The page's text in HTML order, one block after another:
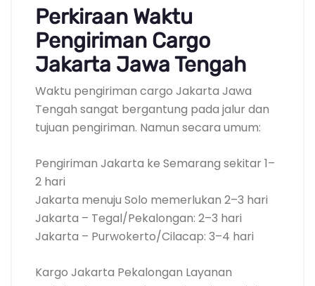
Perkiraan Waktu
Pengiriman Cargo
Jakarta Jawa Tengah
Waktu pengiriman cargo Jakarta Jawa
Tengah sangat bergantung pada jalur dan
tujuan pengiriman. Namun secara umum:
Pengiriman Jakarta ke Semarang sekitar 1–
2 hari
Jakarta menuju Solo memerlukan 2–3 hari
Jakarta – Tegal/Pekalongan: 2–3 hari
Jakarta – Purwokerto/Cilacap: 3–4 hari
Kargo Jakarta Pekalongan Layanan